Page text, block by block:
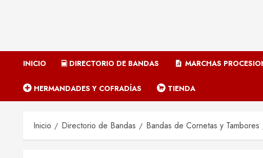
INICIO DIRECTORIO DE BANDAS MARCHAS
HERMANDADES Y COFRADÍAS TIENDA
Inicio Directorio de Bandas Bandas de Cornetas y Tambores